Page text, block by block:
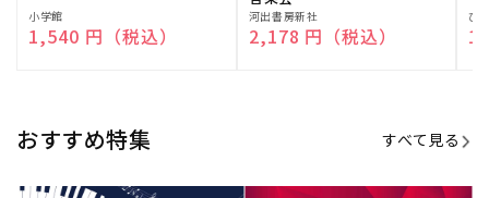
販
売
小学館
通常価格
1,540 円（税込）
販
売
河出書房新社
通常価格
2,178 円（税込）
販
売
ひ
おすすめ特集 すべて見る